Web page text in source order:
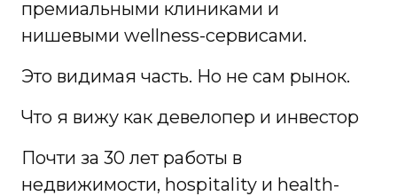
премиальными клиниками и
нишевыми wellness-сервисами.
Это видимая часть. Но не сам рынок.
Что я вижу как девелопер и инвестор
Почти за 30 лет работы в
недвижимости, hospitality и health-